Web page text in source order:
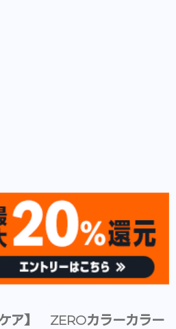
ケア】 ZEROカラーカラー